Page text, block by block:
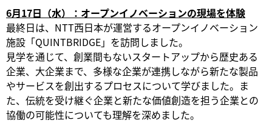
6月17日（水）：オープンイノベーションの現場を体験
最終日は、NTT西日本が運営するオープンイノベーション
施設「QUINTBRIDGE」を訪問しました。
見学を通じて、創業間もないスタートアップから歴史ある
企業、大企業まで、多様な企業が連携しながら新たな製品
やサービスを創出するプロセスについて学びました。ま
た、伝統を受け継ぐ企業と新たな価値創造を担う企業との
協働の可能性についても理解を深めました。